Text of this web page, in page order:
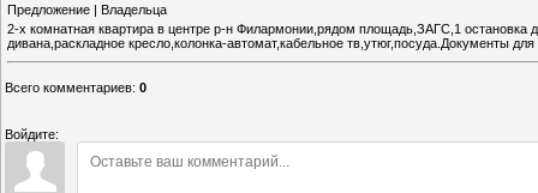
Предложение | Владельца
2-х комнатная квартира в центре р-н Филармонии,рядом площадь,ЗАГС,1 остановка
дивана,раскладное кресло,колонка-автомат,кабельное тв,утюг,посуда.Документы
Всего комментариев: 0
Войдите: